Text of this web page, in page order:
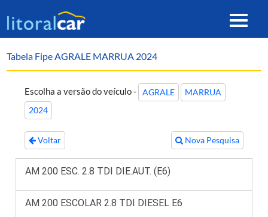
Toggle
Tabela Fipe AGRALE MARRUA 2024
Escolha a versão do veículo - AGRALE
MARRUA
2024
Voltar Nova Pesquisa
AM 200 ESC. 2.8 TDI DIE.AUT. (E6)
AM 200 ESCOLAR 2.8 TDI DIESEL E6